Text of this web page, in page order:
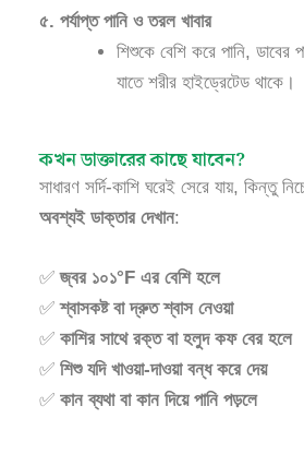
৫. পর্যাপ্ত পানি ও তরল খাবার
শিশুকে বেশি করে পানি,
যাতে শরীর হাইড্রেটেড থাকে।
কখন ডাক্তারের কাছে যাবেন?
সাধারণ সর্দি-কাশি ঘরেই সেরে যায়, কিন্তু
অবশ্যই ডাক্তার দেখান:
✅জ্বর ১০১°F এর বেশি হলে
✅শ্বাসকষ্ট বা দ্রুত শ্বাস নেওয়া
✅কাশির সাথে রক্ত বা হলুদ কফ বের হলে
✅শিশু যদি খাওয়া-দাওয়া বন্ধ করে দেয়
✅কান ব্যথা বা কান দিয়ে পানি পড়লে